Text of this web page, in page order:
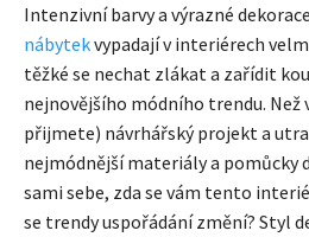
Intenzivní barvy a výrazné
nábytekvypadají v interiérech
těžké se nechat zlákat a zařídit
nejnovějšího módního trendu. Než
přijmete) návrhářský projekt a
nejmódnější materiály a pomůcky
sami sebe, zda se vám tento
se trendy uspořádání změní? Styl